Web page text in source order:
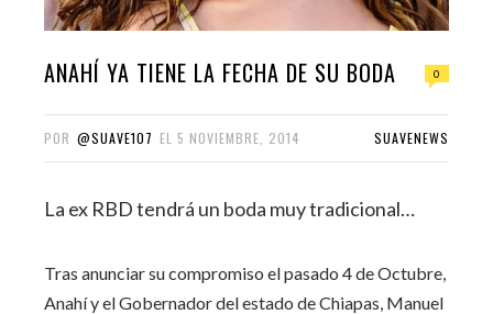
ANAHÍ YA TIENE LA FECHA DE SU BODA 0
POR @SUAVE107 EL 5 NOVIEMBRE, 2014 SUAVENEWS
La ex RBD tendrá un boda muy tradicional…
Tras anunciar su compromiso el pasado 4 de Octubre,
Anahí y el Gobernador del estado de Chiapas, Manuel